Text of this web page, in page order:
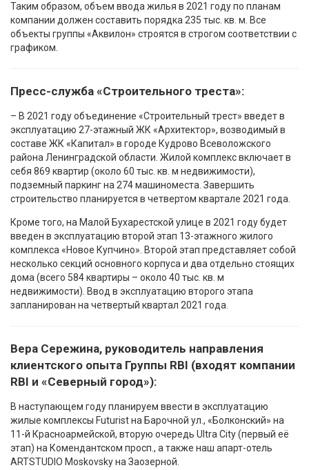
Таким образом, объем ввода жилья в 2021 году по планам
компании должен составить порядка 235 тыс. кв. м. Все
объекты группы «Аквилон» строятся в строгом соответствии с
графиком.
Пресс-служба «Строительного треста»:
– В 2021 году объединение «Строительный трест» введет в
эксплуатацию 27-этажный ЖК «Архитектор», возводимый в
составе ЖК «Капитал» в городе Кудрово Всеволожского
района Ленинградской области. Жилой комплекс включает в
себя 869 квартир (около 60 тыс. кв. м недвижимости),
подземный паркинг на 274 машиноместа. Завершить
строительство планируется в четвертом квартале 2021 года.
Кроме того, на Малой Бухарестской улице в 2021 году будет
введен в эксплуатацию второй этап 13-этажного жилого
комплекса «Новое Купчино». Второй этап представляет собой
несколько секций основного корпуса и два отдельно стоящих
дома (всего 584 квартиры – около 40 тыс. кв. м
недвижимости). Ввод в эксплуатацию второго этапа
запланирован на четвертый квартал 2021 года.
Вера Сережина, руководитель направления
клиентского опыта Группы RBI (входят компании
RBI и «Северный город»):
В наступающем году планируем ввести в эксплуатацию
жилые комплексы Futurist на Барочной ул., «Болконский» на
11-й Красноармейской, вторую очередь Ultra City (первый её
этап) на Комендантском просп., а также наш апарт-отель
ARTSTUDIO Moskovsky на Заозерной.